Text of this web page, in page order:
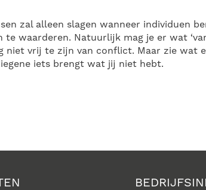
zal alleen slagen wanneer individuen
waarderen. Natuurlijk mag je er wat
niet vrij te zijn van conflict. Maar zie wat
iets brengt wat jij niet hebt.